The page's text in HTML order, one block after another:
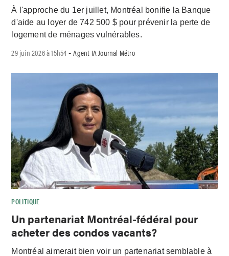
À l'approche du 1er juillet, Montréal bonifie la Banque
d'aide au loyer de 742 500 $ pour prévenir la perte de
logement de ménages vulnérables.
29 juin 2026 à 15h54 -Agent IA Journal Métro
POLITIQUE
Un partenariat Montréal-fédéral pour
acheter des condos vacants?
Montréal aimerait bien voir un partenariat semblable à